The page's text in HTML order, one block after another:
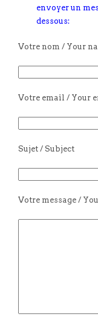
envoyer un
dessous:
Votre nom / Your
Votre email / Your
Sujet / Subject
Votre message /